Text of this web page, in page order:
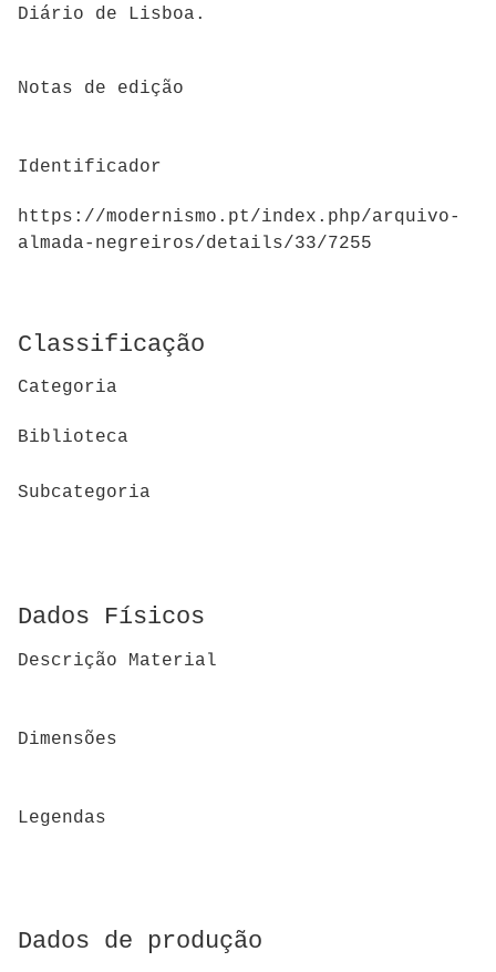
Diário de Lisboa.
Notas de edição
Identificador
https://modernismo.pt/index.php/arquivo-
almada-negreiros/details/33/7255
Classificação
Categoria
Biblioteca
Subcategoria
Dados Físicos
Descrição Material
Dimensões
Legendas
Dados de produção